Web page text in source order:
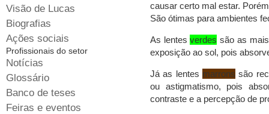
causar certo mal estar.
São ótimas para ambientes
As lentesverdes são as
exposição ao sol, pois
Já as lentes marrons são
ou astigmatismo, pois
contraste e a percepção de
Visão de Lucas
Biografias
Ações sociais
Profissionais do setor
Notícias
Glossário
Banco de teses
Feiras e eventos